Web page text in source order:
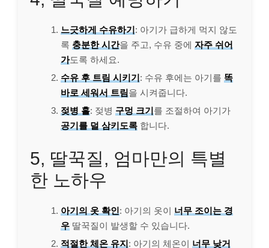
느긋하게 수유하기: 아기가 급하게 먹지 않도
록 충분한 시간을 주고, 수유 중에 자주 쉬어
가도록 하세요.
수유 후 트림 시키기: 수유 후에는 아기를 똑
바로 세워서 트림을 시켜줍니다.
젖병 홀: 젖병 구멍 크기를 조절하여 아기가
공기를 덜 삼키도록 합니다.
5, 딸꾹질, 엄마만의 특별
한 노하우
아기의 옷 확인: 아기의 옷이 너무 조이는 경
우 딸꾹질이 발생할 수 있습니다.
적절한 체온 유지: 아기의 체온이 너무 낮거